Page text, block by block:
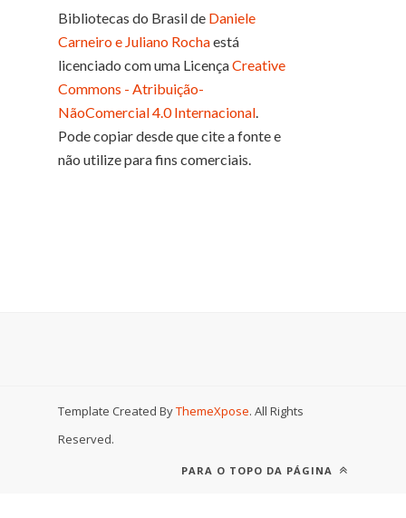
Bibliotecas do Brasilde Daniele
Carneiro e Juliano Rochaestá
licenciado com uma LicençaCreative
Commons - Atribuição-
NãoComercial 4.0 Internacional
Pode copiar desde que cite a fonte e
não utilize para fins comerciais.
Template Created ByThemeXpose. All Rights
Reserved.
PARA O TOPO DA PÁGINA